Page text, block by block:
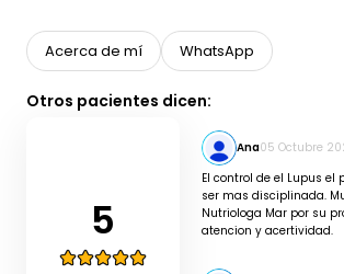
Acerca de mí WhatsApp
Otros pacientes dicen:
5
Ana05 Octubre
El control de el Lupus el
ser mas disciplinada.
Nutriologa Mar por su
atencion y acertividad.